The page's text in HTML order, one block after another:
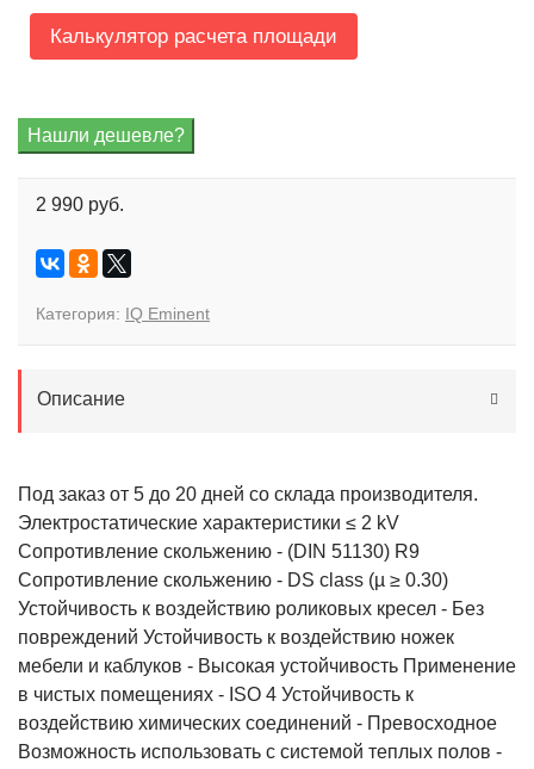
Калькулятор расчета площади
2 990 руб.
Категория: IQ Eminent
Описание
Под заказ от 5 до 20 дней со склада производителя.
Электростатические характеристики ≤ 2 kV
Сопротивление скольжению - (DIN 51130) R9
Сопротивление скольжению - DS class (µ ≥ 0.30)
Устойчивость к воздействию роликовых кресел - Без
повреждений Устойчивость к воздействию ножек
мебели и каблуков - Высокая устойчивость Применение
в чистых помещениях - ISO 4 Устойчивость к
воздействию химических соединений - Превосходное
Возможность использовать с системой теплых полов -